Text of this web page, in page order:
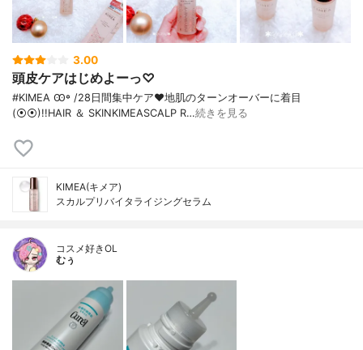
3.00
頭皮ケアはじめよーっ♡
#KIMEA Ꙭ꙳ / 28日間集中ケア♥︎ 地肌のターンオーバーに着目
(⦿⦿)!! HAIR ＆ SKIN KIMEA SCALP R…続きを見る
KIMEA(キメア)
スカルプリバイタライジングセラム
コスメ好きOL
むぅ